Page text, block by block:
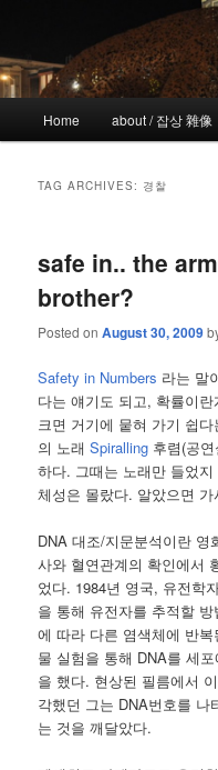
primary
content
secondary
content!wicked
the more I see the less I know
Home about / 잡상 雜像
TAG ARCHIVES: 경찰
safe in.. the
brother?
Posted onAugust 30, 2009
Safety in Numbers 라는 말
다는 얘기도 되고, 확률이
크면 거기에 뭍혀 가기 쉽
의 노래Spiralling 후렴(공
하다. 그때는 노래만 들었
체성은 몰랐다. 알았으면
DNA 대조/지문분석이란
사와 혈연관계의 확인에서
었다. 1984년 영국, 유전학
을 통해 유전자를 추적할
에 따라 다른 염색체에 반
물 실험을 통해 DNA를 세
을 했다. 현상된 필름에서
각했던 그는 DNA번호를
는 것을 깨달았다.